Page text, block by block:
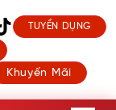
Khuyến Mãi
TUYỂN DỤNG